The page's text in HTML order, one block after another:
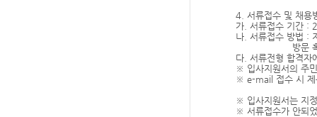
4. 서류접수 및 채용
가. 서류접수 기간
나. 서류접수 방법 :
방문 혹은 우편
다. 서류전형 합격
※ 입사지원서의 주
※ e-mail 접수 시 제
※ 입사지원서는 지
※ 서류접수가 안되